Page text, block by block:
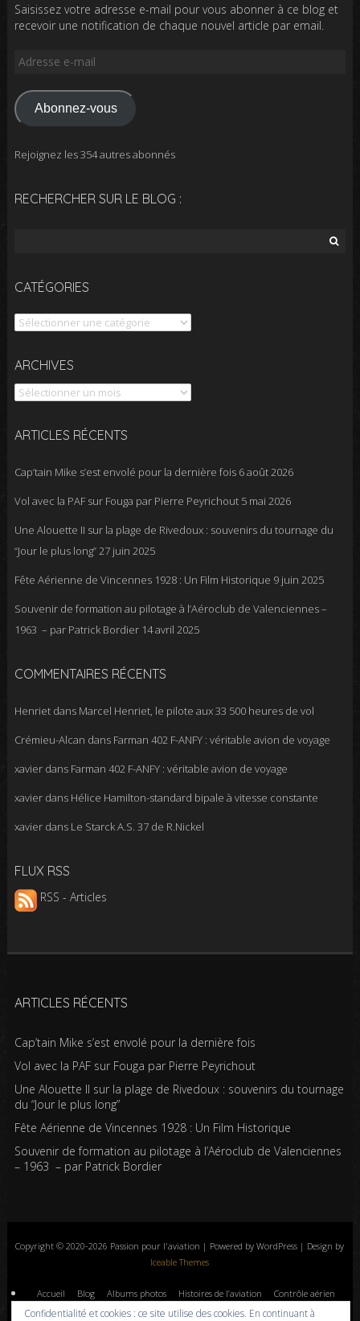
Saisissez votre adresse e-mail pour vous abonner à ce blog et
recevoir une notification de chaque nouvel article par email.
Adresse
mail
Abonnez-vous
Rejoignez les 354 autres abonnés
RECHERCHER SUR LE BLOG :
CATÉGORIES
Catégories
ARCHIVES
Archives
ARTICLES RÉCENTS
Cap’tain Mike s’est envolé pour la dernière fois 6 août 2026
Vol avec la PAF sur Fouga par Pierre Peyrichout 5 mai 2026
Une Alouette II sur la plage de Rivedoux : souvenirs du tournage du
“Jour le plus long”27 juin 2025
Fête Aérienne de Vincennes 1928 : Un Film Historique 9 juin 2025
Souvenir de formation au pilotage à l’Aéroclub de Valenciennes –
1963 – par Patrick Bordier 14 avril 2025
COMMENTAIRES RÉCENTS
Henrietdans Marcel Henriet, le pilote aux 33 500 heures de vol
Crémieu-Alcan dans Farman 402 F-ANFY : véritable avion de voyage
xavierdans Farman 402 F-ANFY : véritable avion de voyage
xavierdans Hélice Hamilton-standard bipale à vitesse constante
xavierdans Le Starck A.S. 37 de R.Nickel
FLUX RSS
RSS - Articles
ARTICLES RÉCENTS
Cap’tain Mike s’est envolé pour la dernière fois
Vol avec la PAF sur Fouga par Pierre Peyrichout
Une Alouette II sur la plage de Rivedoux : souvenirs du tournage
du “Jour le plus long”
Fête Aérienne de Vincennes 1928 : Un Film Historique
Souvenir de formation au pilotage à l’Aéroclub de Valenciennes
– 1963 – par Patrick Bordier
Copyright © 2020-2026 Passion pour l'aviation | Powered by WordPress | Design by
Iceable Themes
Accueil Blog Albums photos Histoires de l’aviation
Contrôle aérien
Livres
Liens A propos Contact Politique de confidentialité
Confidentialité et cookies : ce site utilise des cookies. En continuant à